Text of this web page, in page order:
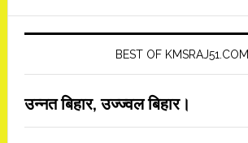
BEST OF KMSRAJ51.COM
उन्नत बिहार, उज्ज्वल बिहार।